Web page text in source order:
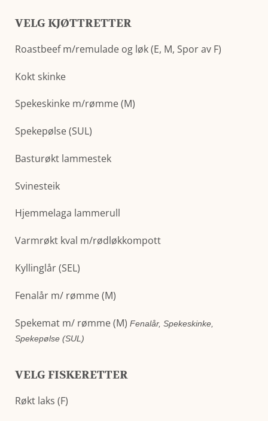
VELG KJØTTRETTER
Roastbeef m/remulade og løk (E, M, Spor av F)
Kokt skinke
Spekeskinke m/rømme (M)
Spekepølse (SUL)
Basturøkt lammestek
Svinesteik
Hjemmelaga lammerull
Varmrøkt kval m/rødløkkompott
Kyllinglår (SEL)
Fenalår m/ rømme (M)
Spekemat m/ rømme (M) Fenalår, Spekeskinke,
Spekepølse (SUL)
VELG FISKERETTER
Røkt laks (F)